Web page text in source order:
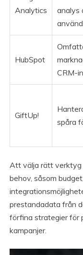
Analytics
analys
HubSpot
CRM-
GiftUp!
spåra
Att välja rätt verktyg
behov, såsom
prestandadata från
förfina strategier för
kampanjer.